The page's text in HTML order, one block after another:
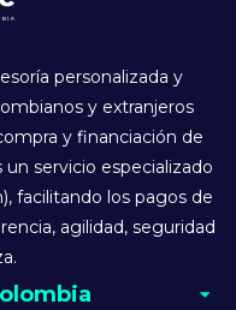
personalizada y
y extranjeros
y financiación de
servicio especializado
facilitando los pagos de
agilidad, seguridad